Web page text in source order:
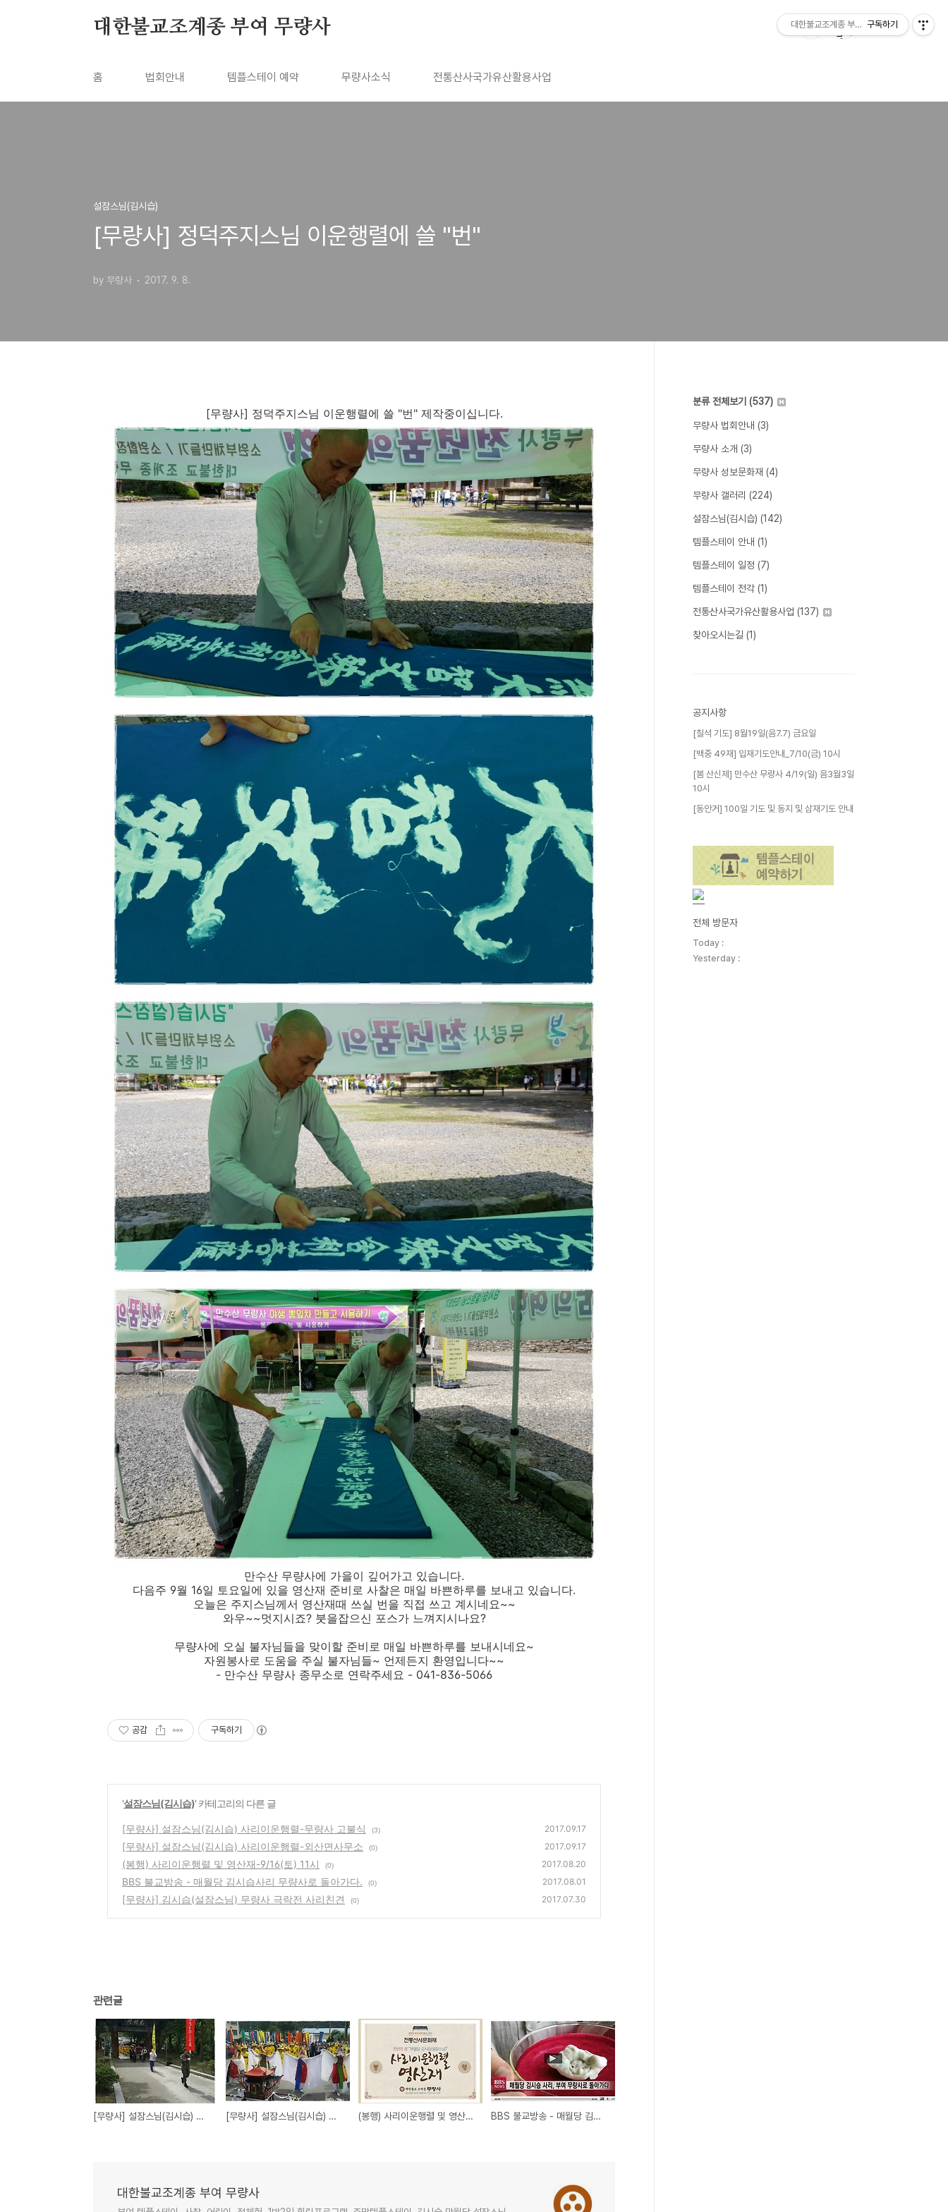
대한불교조계종 부여 무량사
홈 법회안내 템플스테이 예약 무량사소식 전통산사국가유산활용사업
설잠스님(김시습)
[무량사] 정덕주지스님 이운행렬에 쓸 "번"
by 무량사 2017. 9. 8.
[무량사] 정덕주지스님 이운행렬에 쓸 "번" 제작중이십니다.
만수산 무량사에 가을이 깊어가고 있습니다.
다음주 9월 16일 토요일에 있을 영산재 준비로 사찰은 매일 바쁜하루를 보내고 있습니다.
오늘은 주지스님께서 영산재때 쓰실 번을 직접 쓰고 계시네요~~
와우~~멋지시죠? 붓을잡으신 포스가 느껴지시나요?
무량사에 오실 불자님들을 맞이할 준비로 매일 바쁜하루를 보내시네요~
자원봉사로 도움을 주실 불자님들~ 언제든지 환영입니다~~
- 만수산 무량사 종무소로 연락주세요 - 041-836-5066
공감 구독하기
'설잠스님(김시습)' 카테고리의 다른 글
[무량사] 설잠스님(김시습) 사리이운행렬-무량사 고불식 (3) 2017.09.17
[무량사] 설잠스님(김시습) 사리이운행렬-외산면사무소 (0) 2017.09.17
(봉행) 사리이운행렬 및 영산재-9/16(토) 11시 (0) 2017.08.20
BBS 불교방송 - 매월당 김시습사리 무량사로 돌아가다. (0) 2017.08.01
[무량사] 김시습(설잠스님) 무량사 극락전 사리친견 (0) 2017.07.30
관련글
[무량사] 설잠스님(김시습) 사리이운행렬-무량사 고불식 [무량사] 설잠스님(김시습) 사리이운행렬-외산면사무소 (봉행) 사리이운행렬 및 영산재-9/16(토) 11시 BBS 불교방송 - 매월당 김시습사리 무량사로 돌아가다.
대한불교조계종 부여 무량사
분류 전체보기 (537)
무량사 법회안내 (3)
무량사 소개 (3)
무량사 성보문화재 (4)
무량사 갤러리 (224)
설잠스님(김시습) (142)
템플스테이 안내 (1)
템플스테이 일정 (7)
템플스테이 전각 (1)
전통산사국가유산활용사업 (137)
찾아오시는길 (1)
공지사항
[칠석 기도] 8월19일(음7.7) 금요일
[백중 49재] 입재기도안내_7/10(금) 10시
[봄 산신제] 만수산 무량사 4/19(일) 음3월3일
10시
[동안거] 100일 기도 및 동지 및 삼재기도 안내
전체 방문자
Today :
Yesterday :
대한불교조계종 부여 무량사
구독하기